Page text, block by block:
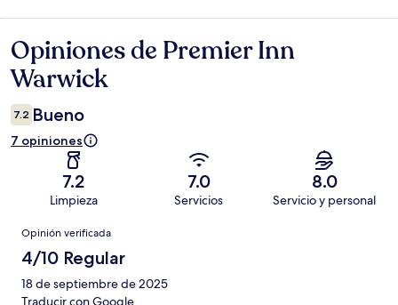
Opiniones
Opiniones de Premier Inn
Warwick
7.2 Bueno
7 opiniones
7.2
Limpieza
7.0
Servicios
8.0
Servicio y personal
Opiniones
Opinión verificada
4/10 Regular
18 de septiembre de 2025
Traducir con Google